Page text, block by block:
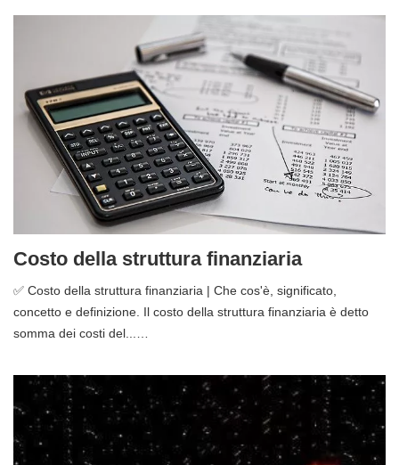
Costo della struttura finanziaria
✅ Costo della struttura finanziaria | Che cos'è, significato,
concetto e definizione. Il costo della struttura finanziaria è detto
somma dei costi del...…